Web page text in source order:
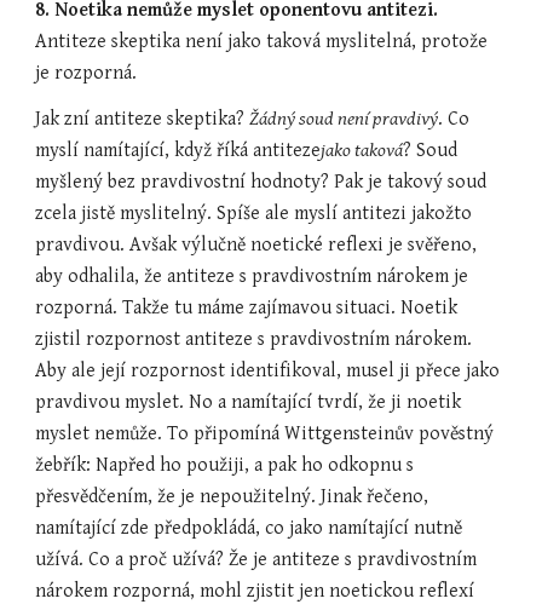
Antiteze skeptika není jako taková myslitelná, protože
je rozporná.
Jak zní antiteze skeptika? Žádný soud není pravdivý. Co
myslí namítající, když říká antitezejako taková? Soud
myšlený bez pravdivostní hodnoty? Pak je takový soud
zcela jistě myslitelný. Spíše ale myslí antitezi jakožto
pravdivou. Avšak výlučně noetické reflexi je svěřeno,
aby odhalila, že antiteze s pravdivostním nárokem je
rozporná. Takže tu máme zajímavou situaci. Noetik
zjistil rozpornost antiteze s pravdivostním nárokem.
Aby ale její rozpornost identifikoval, musel ji přece jako
pravdivou myslet. No a namítající tvrdí, že ji noetik
myslet nemůže. To připomíná Wittgensteinův pověstný
žebřík: Napřed ho použiji, a pak ho odkopnu s
přesvědčením, že je nepoužitelný. Jinak řečeno,
namítající zde předpokládá, co jako namítající nutně
užívá. Co a proč užívá? Že je antiteze s pravdivostním
nárokem rozporná, mohl zjistit jen noetickou reflexí